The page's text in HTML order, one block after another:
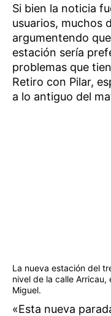
Si bien la noticia
usuarios, muchos
argumentendo
estación sería
problemas que
Retiro con Pilar,
a lo antiguo del
La nueva estación del
nivel de la calle Arricau,
Miguel.
«Esta nueva